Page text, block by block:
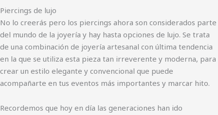
Piercings de lujo
No lo creerás pero los piercings ahora son considerados parte
del mundo de la joyería y hay hasta opciones de lujo. Se trata
de una combinación de joyería artesanal con última tendencia
en la que se utiliza esta pieza tan irreverente y moderna, para
crear un estilo elegante y convencional que puede
acompañarte en tus eventos más importantes y marcar hito.
Recordemos que hoy en día las generaciones han ido